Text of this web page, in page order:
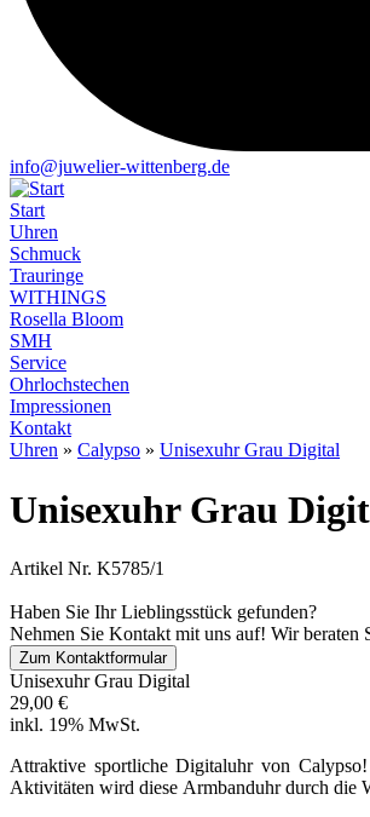
info@juwelier-wittenberg.de
Start
Uhren
Schmuck
Trauringe
WITHINGS
Rosella Bloom
SMH
Service
Ohrlochstechen
Impressionen
Kontakt
Uhren » Calypso » Unisexuhr Grau Digital
Unisexuhr Grau
Artikel Nr. K5785/1
Haben Sie Ihr Lieblingsstück gefunden?
Nehmen Sie Kontakt mit uns auf! Wir beraten
Zum Kontaktformular
Unisexuhr Grau Digital
29,00 €
inkl. 19% MwSt.
Attraktive sportliche Digitaluhr von
Aktivitäten wird diese Armbanduhr durch die